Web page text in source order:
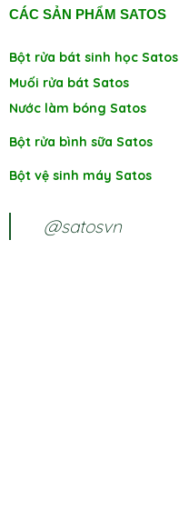
CÁC SẢN PHẨM SATOS
Bột rửa bát sinh học Satos
Muối rửa bát Satos
Nước làm bóng Satos
Bột rửa bình sữa Satos
Bột vệ sinh máy Satos
@satosvn